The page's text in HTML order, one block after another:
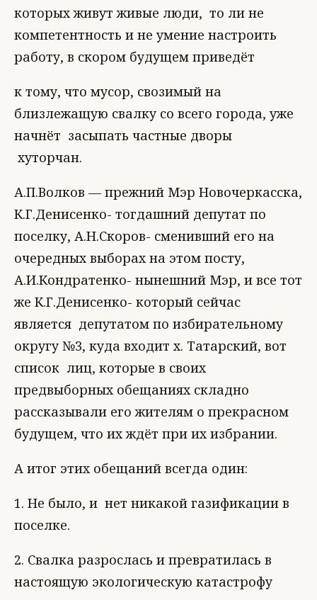
которых живут живые люди, то ли не
компетентность и не умение настроить
работу, в скором будущем приведёт
к тому, что мусор, свозимый на
близлежащую свалку со всего города, уже
начнёт засыпать частные дворы
хуторчан.
А.П.Волков — прежний Мэр Новочеркасска,
К.Г.Денисенко- тогдашний депутат по
поселку, А.Н.Скоров- сменивший его на
очередных выборах на этом посту,
А.И.Кондратенко- нынешний Мэр, и все тот
же К.Г.Денисенко- который сейчас
является депутатом по избирательному
округу №3, куда входит х. Татарский, вот
список лиц, которые в своих
предвыборных обещаниях складно
рассказывали его жителям о прекрасном
будущем, что их ждёт при их избрании.
А итог этих обещаний всегда один:
1. Не было, и нет никакой газификации в
поселке.
2. Свалка разрослась и превратилась в
настоящую экологическую катастрофу